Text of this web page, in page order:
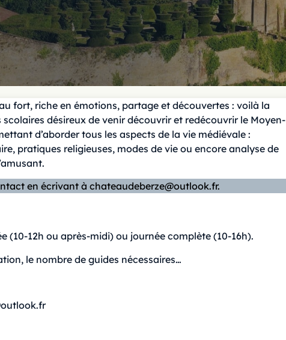
fort, riche en émotions, partage et découvertes : voilà la
désireux de venir découvrir et redécouvrir le Moyen-
d’aborder tous les aspects de la vie médiévale :
pratiques religieuses, modes de vie ou encore analyse de
en écrivant à chateaudeberze@outlook.fr.
(10-12h ou après-midi) ou journée complète (10-16h).
le nombre de guides nécessaires…